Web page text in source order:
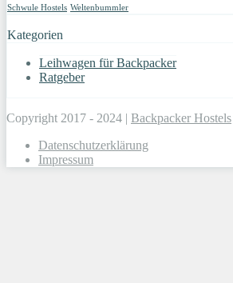
Schwule Hostels Weltenbummler
Kategorien
Leihwagen für Backpacker
Ratgeber
Copyright 2017 - 2024 | Backpacker Hostels
Datenschutzerklärung
Impressum